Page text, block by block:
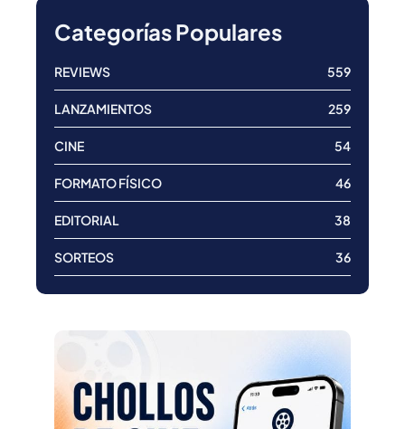
Categorías Populares
REVIEWS 559
LANZAMIENTOS 259
CINE 54
FORMATO FÍSICO 46
EDITORIAL 38
SORTEOS 36